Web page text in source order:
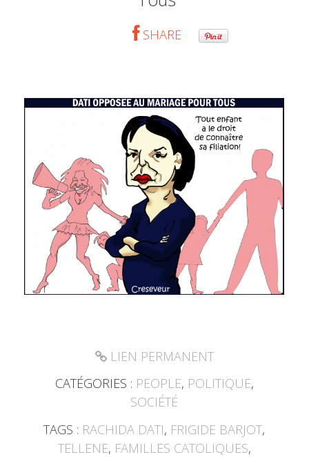
SHARE
LIEN PERMANENT
CATÉGORIES : PEOPLE, POLITIQUE,
SOCIÉTÉ
TAGS : RACHIDA DATI, FRIGIDE BARJOT,
TELLENE, FAMILLES CATOLIQUES,